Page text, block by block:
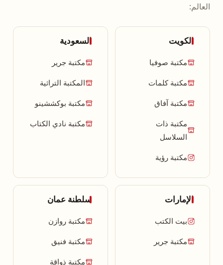
العالم:
الكويت
مكتبة صوفيا
مكتبة كلمات
مكتبة آفاق
مكتبة ذات
السلاسل
مكتبة رؤية
السعودية
مكتبة جرير
المكتبة التراثية
مكتبة بوكششينو
مكتبة نادي الكتاب
الإمارات
بيت الكتب
مكتبة جرير
سلطنة عمان
مكتبة روازن
مكتبة فنيق
مكتبة ذواقة